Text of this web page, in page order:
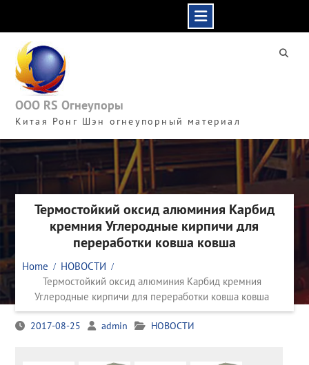
content
ООО RS Огнеупоры
Китая Ронг Шэн огнеупорный материал
Термостойкий оксид алюминия Карбид
кремния Углеродные кирпичи для
переработки ковша ковша
Home
НОВОСТИ
Термостойкий оксид алюминия Карбид кремния
Углеродные кирпичи для переработки ковша ковша
2017-08-25 admin НОВОСТИ